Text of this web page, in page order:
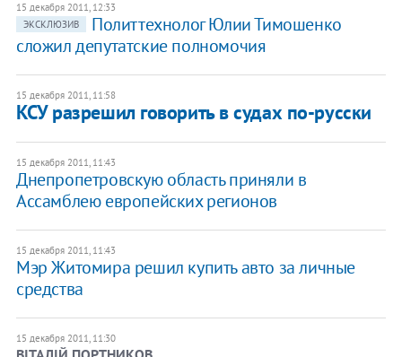
15 декабря 2011, 12:33
ЭКСКЛЮЗИВ
Политтехнолог Юлии Тимошенко
сложил депутатские полномочия
15 декабря 2011, 11:58
​КСУ разрешил говорить в судах по-русски
15 декабря 2011, 11:43
Днепропетровскую область приняли в
Ассамблею европейских регионов
15 декабря 2011, 11:43
Мэр Житомира решил купить авто за личные
средства
15 декабря 2011, 11:30